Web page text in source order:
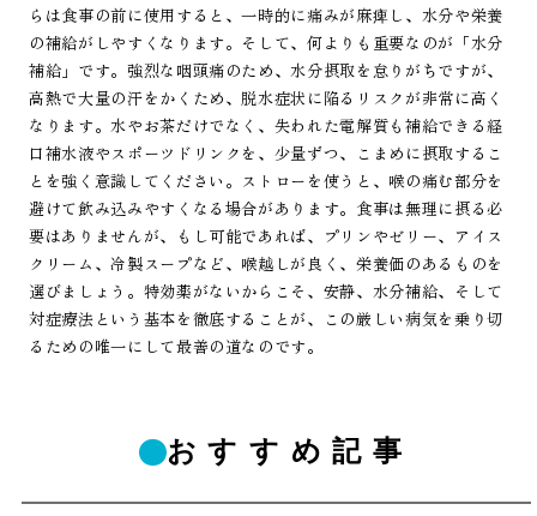
らは食事の前に使用すると、一時的に痛みが麻痺し、水分や栄養
の補給がしやすくなります。そして、何よりも重要なのが「水分
補給」です。強烈な咽頭痛のため、水分摂取を怠りがちですが、
高熱で大量の汗をかくため、脱水症状に陥るリスクが非常に高く
なります。水やお茶だけでなく、失われた電解質も補給できる経
口補水液やスポーツドリンクを、少量ずつ、こまめに摂取するこ
とを強く意識してください。ストローを使うと、喉の痛む部分を
避けて飲み込みやすくなる場合があります。食事は無理に摂る必
要はありませんが、もし可能であれば、プリンやゼリー、アイス
クリーム、冷製スープなど、喉越しが良く、栄養価のあるものを
選びましょう。特効薬がないからこそ、安静、水分補給、そして
対症療法という基本を徹底することが、この厳しい病気を乗り切
るための唯一にして最善の道なのです。
おすすめ記事